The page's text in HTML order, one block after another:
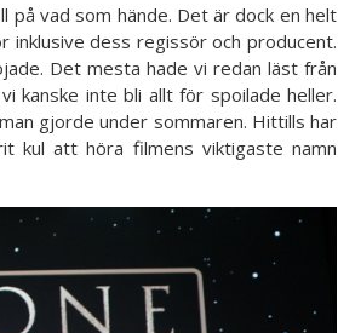
på vad som hände. Det är dock en helt
inklusive dess regissör och producent.
Det mesta hade vi redan läst från
kanske inte bli allt för spoilade heller.
gjorde under sommaren. Hittills har
kul att höra filmens viktigaste namn